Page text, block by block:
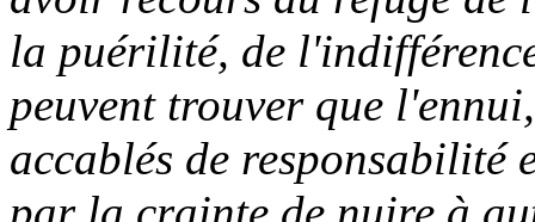
la puérilité, de
peuvent trouver que
accablés de responsabilité